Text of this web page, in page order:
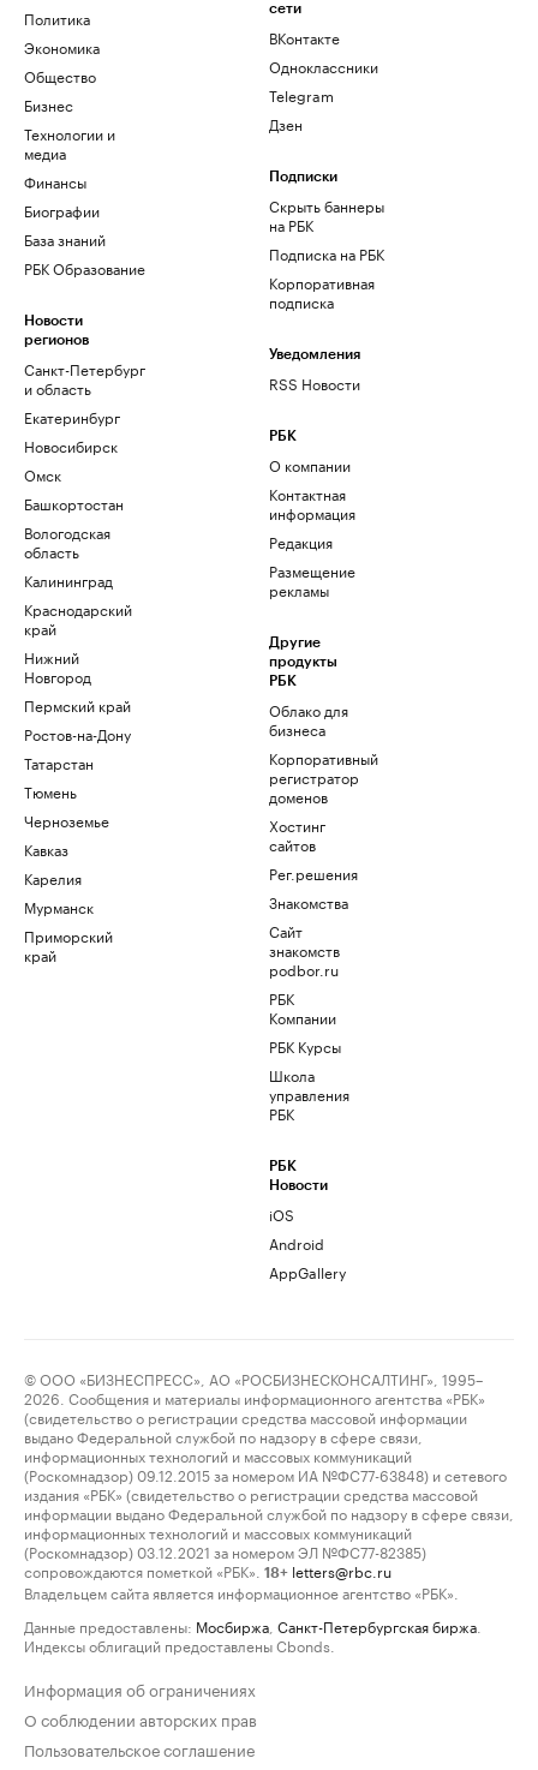
Политика
Экономика
Общество
Бизнес
Технологии и
медиа
Финансы
Биографии
База знаний
РБК Образование
Новости
регионов
Санкт-Петербург
и область
Екатеринбург
Новосибирск
Омск
Башкортостан
Вологодская
область
Калининград
Краснодарский
край
Нижний
Новгород
Пермский край
Ростов-на-Дону
Татарстан
Тюмень
Черноземье
Кавказ
Карелия
Мурманск
Приморский
край
сети
ВКонтакте
Одноклассники
Telegram
Дзен
Подписки
Скрыть баннеры
на РБК
Подписка на РБК
Корпоративная
подписка
Уведомления
RSS Новости
РБК
О компании
Контактная
информация
Редакция
Размещение
рекламы
Другие
продукты
РБК
Облако для
бизнеса
Корпоративный
регистратор
доменов
Хостинг
сайтов
Рег.решения
Знакомства
Сайт
знакомств
podbor.ru
РБК
Компании
РБК Курсы
Школа
управления
РБК
РБК
Новости
iOS
Android
AppGallery
© ООО «БИЗНЕСПРЕСС», АО «РОСБИЗНЕСКОНСАЛТИНГ», 1995–
2026. Сообщения и материалы информационного агентства «РБК»
(свидетельство о регистрации средства массовой информации
выдано Федеральной службой по надзору в сфере связи,
информационных технологий и массовых коммуникаций
(Роскомнадзор) 09.12.2015 за номером ИА №ФС77-63848) и сетевого
издания «РБК» (свидетельство о регистрации средства массовой
информации выдано Федеральной службой по надзору в сфере связи,
информационных технологий и массовых коммуникаций
(Роскомнадзор) 03.12.2021 за номером ЭЛ №ФС77-82385)
сопровождаются пометкой «РБК».
18+ letters@rbc.ru
Владельцем сайта является информационное агентство «РБК».
Данные предоставлены: Мосбиржа Санкт-Петербургская биржа
Индексы облигаций предоставлены Cbonds.
Информация об ограничениях
О соблюдении авторских прав
Пользовательское соглашение